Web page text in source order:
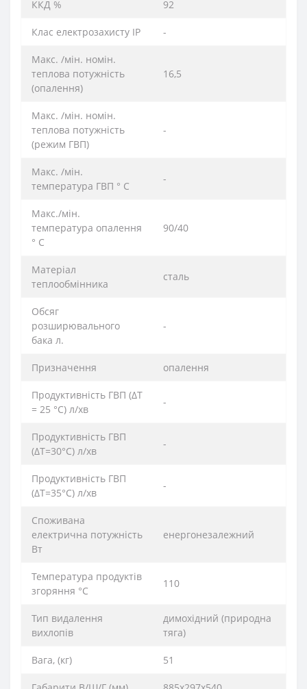
ККД % 92
Клас електрозахисту IP -
Макс. /мін. номін.
теплова потужність
(опалення)
16,5
Макс. /мін. номін.
теплова потужність
(режим ГВП)
-
Макс. /мін.
температура ГВП ° C
-
Макс./мін.
температура опалення
° C
90/40
Матеріал
теплообмінника
сталь
Обсяг
розширювального
бака л.
-
Призначення опалення
Продуктивність ГВП (ΔT
= 25 °C) л/хв
-
Продуктивність ГВП
(ΔT=30°C) л/хв
-
Продуктивність ГВП
(ΔT=35°C) л/хв
-
Споживана
електрична потужність
Вт
енергонезалежний
Температура продуктів
згоряння °C
110
Тип видалення
вихлопів
димохідний (природна
тяга)
Вага, (кг) 51